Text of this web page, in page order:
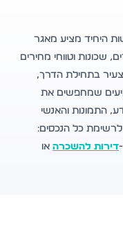
היחיד מציע מאגר
שכונות וטווחי מחירים
בתחילת הדרך,
שמחפשים את
התמונות והאנשי
כל הנכסים:
דירות להשכרה או